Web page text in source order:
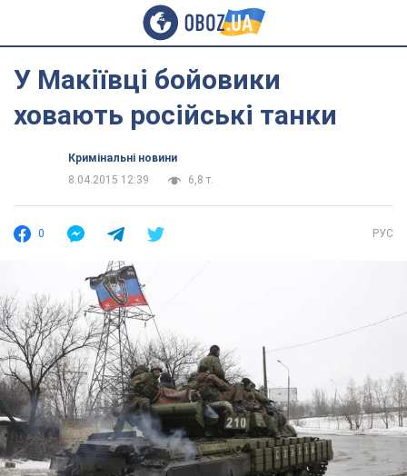
У Макіївці бойовики
ховають російські танки
Кримінальні новини
8.04.2015 12:39
6,8 т.
0 РУС